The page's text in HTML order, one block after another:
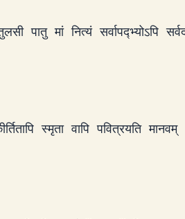
पातु मां नित्यं सर्वापद्भ्योऽपि
स्मृता वापि पवित्रयति